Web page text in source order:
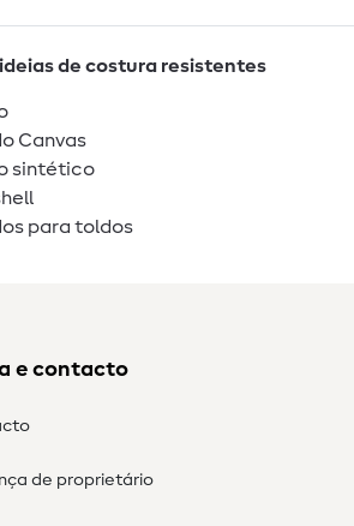
ideias de costura resistentes
Canvas
sintético
para toldos
e contacto
de proprietário